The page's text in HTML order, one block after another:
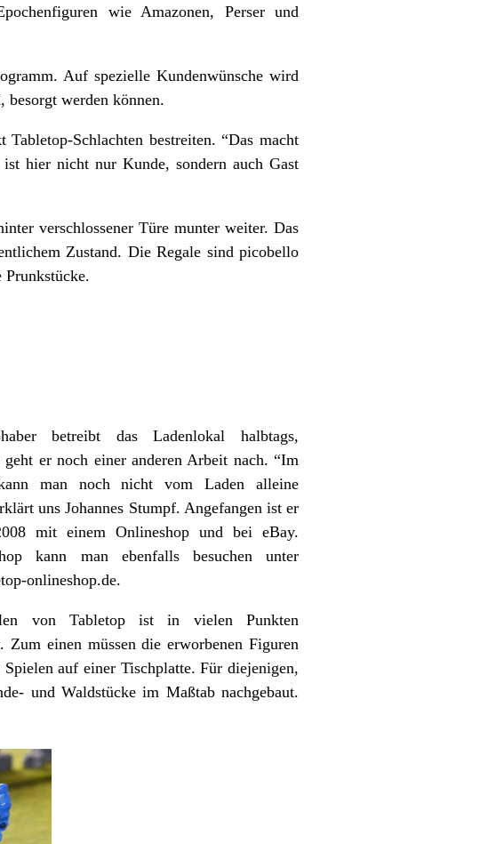
wie Amazonen, Perser und
Auf spezielle Kundenwünsche wird
besorgt werden können.
Schlachten bestreiten. “Das macht
hier nicht nur Kunde, sondern auch Gast
verschlossener Türe munter weiter. Das
Zustand. Die Regale sind picobello
Prunkstücke.
betreibt das Ladenlokal halbtags,
geht er noch einer anderen Arbeit nach. “Im
man noch nicht vom Laden alleine
uns Johannes Stumpf. Angefangen ist er
mit einem Onlineshop und bei eBay.
kann man ebenfalls besuchen unter
onlineshop.de.
von Tabletop ist in vielen Punkten
Zum einen müssen die erworbenen Figuren
auf einer Tischplatte. Für diejenigen,
und Waldstücke im Maßtab nachgebaut.